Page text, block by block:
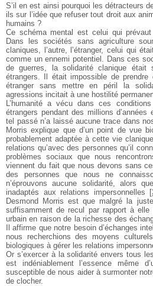
S’il en est ainsi pourquoi les détracteurs
ils sur l’idée que refuser tout droitaux
humains ?
Ce schéma mental est celui qui
Dans les sociétés sans agriculture
claniques, l’autre,
l’étranger, celui qui
comme un ennemi potentiel. Dans ces
de guerres, la solidarité clanique était
étrangers.
Il était impossible de prendre
étranger sans mettre en péril la
agressions incitait à une hostilité
L’humanité a vécu dans ces conditions
étrangers pendant des millions d’années
tel passé n’a laissé aucune trace dans
Morris explique que d’un point de vue
probablement adaptée à cette vie
relations qu’avec des personnes qu’il
problèmes sociaux que nous
viennent du faitque nous devons sans
des personnes que nous ne
n’éprouvons aucune solidarité, alors
inadaptés aux relations impersonnelles [
Desmond Morris est que malgré la
suffisamment de recul par rapport à elle
urbain en raison de la richesse des
Il affirme quenotre besoin d’échanges
nous recherchions des moyens
biologiques à gérer les relations
Or s’exercer à la solidarité envers tous
est indéniablement l’essence même
susceptible de nous aider à surmonter
de clocher.